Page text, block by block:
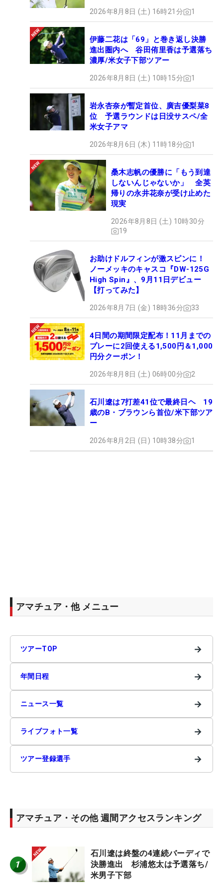
2026年8月8日 (土) 16時21分 1
伊藤二花は「69」と巻き返し決勝
進出圏内へ 谷田侑里香は予選落ち
濃厚/米女子下部ツアー
2026年8月8日 (土) 10時15分 1
岩永杏奈が暫定首位、廣吉優梨菜8
位 予選ラウンドは日没サスペ/全
米女子アマ
2026年8月6日 (木) 11時18分 1
桑木志帆の優勝に「もう到達
しないんじゃないか」 全英
帰りの永井花奈が受け止めた
現実
2026年8月8日 (土) 10時30分
19
お助けドルフィンが激スピンに！
ノーメッキのキャスコ『DW-125G
High Spin』、9月11日デビュー
【打ってみた】
2026年8月7日 (金) 18時36分 33
4日間の期間限定配布！11月までの
プレーに2回使える1,500円＆1,000
円分クーポン！
2026年8月8日 (土) 06時00分 2
石川遼は7打差41位で最終日ヘ 19
歳のB・ブラウンら首位/米下部ツア
ー
2026年8月2日 (日) 10時38分 1
アマチュア・他 メニュー
ツアーTOP →
年間日程 →
ニュース一覧 →
ライブフォト一覧 →
ツアー登録選手 →
アマチュア・その他 週間アクセスランキング
1
石川遼は終盤の4連続バーディで
決勝進出 杉浦悠太は予選落ち/
米男子下部